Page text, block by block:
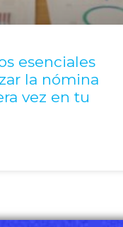
esenciales
la nómina
vez en tu